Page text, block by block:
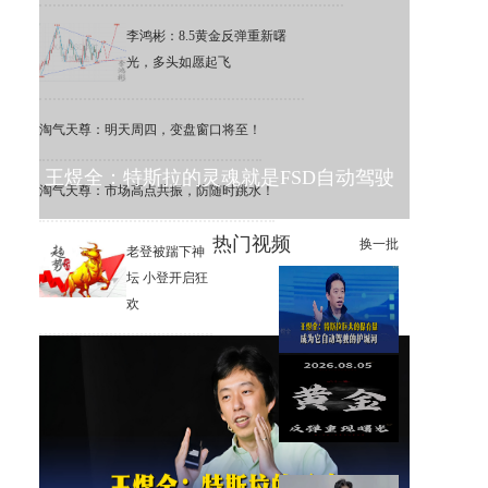
李鸿彬：8.5黄金反弹重新曙
光，多头如愿起飞
淘气天尊：明天周四，变盘窗口将至！
淘气天尊：市场高点共振，防随时跳水！
老登被踹下神
坛 小登开启狂
欢
热门视频 换一批
王煜全：特斯拉的灵魂就是FSD自动驾驶
王煜全：特斯拉巨大的保有
量，成为它自动驾驶的护城河
李鸿彬：8.5黄金成功打响反攻
战，4200大关会破吗？